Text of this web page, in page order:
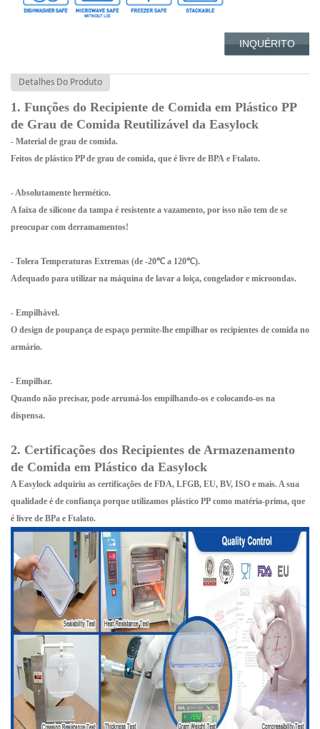
INQUÉRITO
Detalhes Do Produto
1. Funções do Recipiente de Comida em Plástico PP
de Grau de Comida Reutilizável da Easylock
- Material de grau de comida.
Feitos de plástico PP de grau de comida, que é livre de BPA e Ftalato.
- Absolutamente hermético.
A faixa de silicone da tampa é resistente a vazamento, por isso não tem de se
preocupar com derramamentos!
- Tolera Temperaturas Extremas (de -20℃ a 120℃).
Adequado para utilizar na máquina de lavar a loiça, congelador e microondas.
- Empilhável.
O design de poupança de espaço permite-lhe empilhar os recipientes de comida no
armário.
- Empilhar.
Quando não precisar, pode arrumá-los empilhando-os e colocando-os na
dispensa.
2. Certificações dos Recipientes de Armazenamento
de Comida em Plástico da Easylock
A Easylock adquiriu as certificações de FDA, LFGB, EU, BV, ISO e mais. A sua
qualidade é de confiança porque utilizamos plástico PP como matéria-prima, que
é livre de BPa e Ftalato.